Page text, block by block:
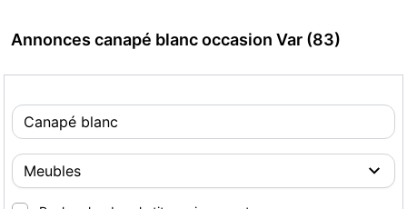
Annonces canapé blanc occasion Var (83)